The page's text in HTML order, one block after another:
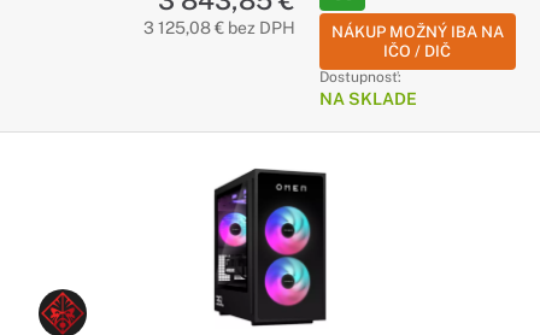
3 125,08 € bez DPH
NÁKUP MOŽNÝ IBA NA
IČO / DIČ
Dostupnosť:
NA SKLADE